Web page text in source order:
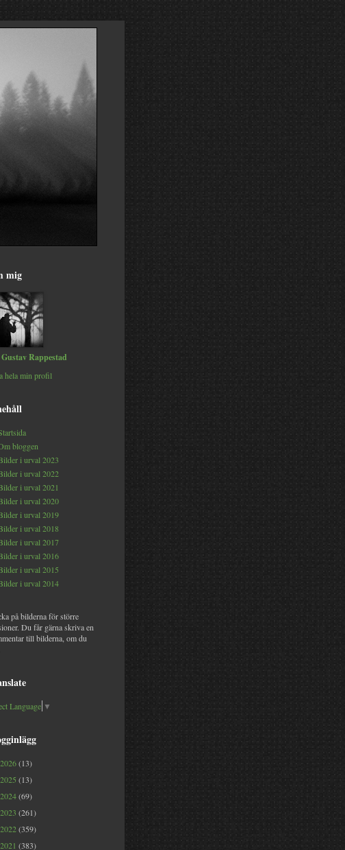
mig
Gustav Rappestad
hela min profil
bloggen
i urval 2023
i urval 2022
i urval 2021
i urval 2020
i urval 2019
i urval 2018
i urval 2017
i urval 2016
i urval 2015
i urval 2014
på bilderna för större
Du får gärna skriva en
till bilderna, om du
Language ▼
2026(13)
2025 (13)
2024(69)
2023 (261)
2022(359)
2021 (383)